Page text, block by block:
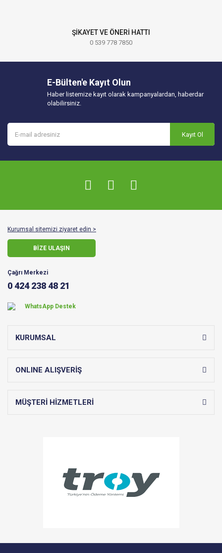
ŞİKAYET VE ÖNERİ HATTI
0 539 778 7850
E-Bülten'e Kayıt Olun
Haber listemize kayıt olarak kampanyalardan, haberdar
olabilirsiniz.
Kayıt Ol
Kurumsal sitemizi ziyaret edin >
BİZE ULAŞIN
Çağrı Merkezi
0 424 238 48 21
WhatsApp Destek
KURUMSAL
ONLINE ALIŞVERİŞ
MÜŞTERİ HİZMETLERİ